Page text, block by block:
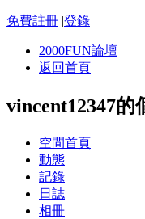
免費註冊 |登錄
2000FUN論壇
返回首頁
vincent12347的
空間首頁
動態
記錄
日誌
相冊